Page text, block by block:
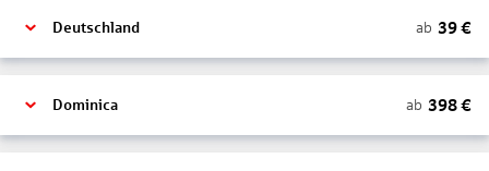
Deutschland ab 39€
Dominica ab 398€